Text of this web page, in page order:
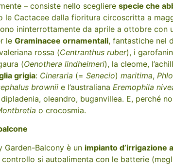
– consiste nello scegliere specie che
le Cactacee dalla fioritura circoscritta a
ininterrottamente da aprile a ottobre con
le Graminacee ornamentali, fantastiche nel
rossa (Centranthus ruber), i
(Oenothera lindheimeri), la cleome,
grigia: Cineraria (= Senecio) maritima,
brownii e l’australiana Eremophila
oleandro, buganvillea. E, perché
o crocosmia.
Garden-Balcony è un impianto d’irrigazione
si autoalimenta con le batterie